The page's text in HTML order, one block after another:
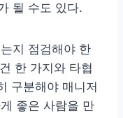
될 수도 있다.
지 점검해야 한
한 가지와 타협
구분해야 매니저
좋은 사람을 만